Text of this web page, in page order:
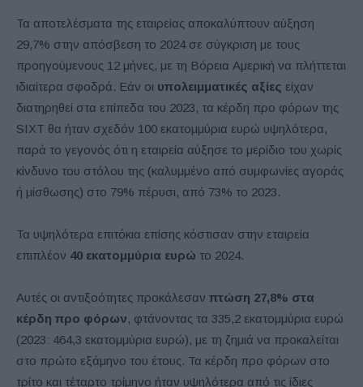
Τα αποτελέσματα της εταιρείας αποκαλύπτουν αύξηση
29,7% στην απόσβεση το 2024 σε σύγκριση με τους
προηγούμενους 12 μήνες, με τη Βόρεια Αμερική να πλήττεται
ιδιαίτερα σφοδρά. Εάν οι υπολειμματικές αξίες είχαν
διατηρηθεί στα επίπεδα του 2023, τα κέρδη προ φόρων της
SIXT θα ήταν σχεδόν 100 εκατομμύρια ευρώ υψηλότερα,
παρά το γεγονός ότι η εταιρεία αύξησε το μερίδιο του χωρίς
κίνδυνο του στόλου της (καλυμμένο από συμφωνίες αγοράς
ή μίσθωσης) στο 79% πέρυσι, από 73% το 2023.
Τα υψηλότερα επιτόκια επίσης κόστισαν στην εταιρεία
επιπλέον 40 εκατομμύρια ευρώ το 2024.
Αυτές οι αντιξοότητες προκάλεσαν πτώση 27,8% στα
κέρδη προ φόρων, φτάνοντας τα 335,2 εκατομμύρια ευρώ
(2023: 464,3 εκατομμύρια ευρώ), με τη ζημιά να προκαλείται
στο πρώτο εξάμηνο του έτους. Τα κέρδη προ φόρων στο
τρίτο και τέταρτο τρίμηνο ήταν υψηλότερα από τις ίδιες